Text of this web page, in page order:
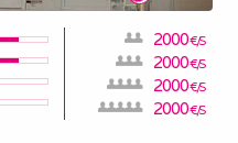
2000€/S
2000€/S
2000€/S
2000€/S